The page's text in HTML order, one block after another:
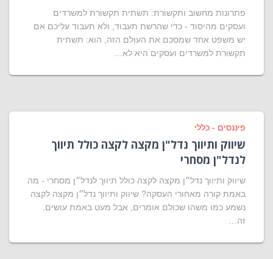
פתרונות מחשוב ותקשורת: תשתית תקשורת למשרדים
ועסקים מהיסוד - כדי שהרשת תעבוד, ולא תעבוד עליכם אם
יש משפט אחד שמסכם את העולם הזה, הוא: תשתית
תקשורת למשרדים ועסקים היא לא…
פיננסים - כללי
שיווק ותיווך נדל"ן מקצה לקצה כולל תיווך
לנדל"ן מסחרי
שיווק ותיווך נדל״ן מקצה לקצה כולל תיווך לנדל״ן מסחרי - מה
באמת קורה מאחורי העסקה? שיווק ותיווך נדל״ן מקצה לקצה
נשמע כמו משהו שכולם אומרים, אבל מעט באמת עושים.
זה…